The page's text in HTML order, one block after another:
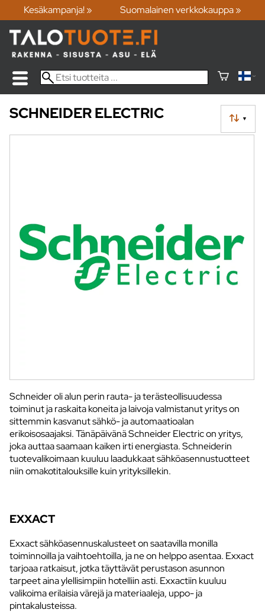
Kesäkampanja! » Suomalainen verkkokauppa »
▼
SCHNEIDER ELECTRIC
Schneider oli alun perin rauta- ja terästeollisuudessa
toiminut ja raskaita koneita ja laivoja valmistanut yritys on
sittemmin kasvanut sähkö- ja automaatioalan
erikoisosaajaksi. Tänäpäivänä Schneider Electric on yritys,
joka auttaa saamaan kaiken irti energiasta. Schneiderin
tuotevalikoimaan kuuluu laadukkaat sähköasennustuotteet
niin omakotitalouksille kuin yrityksillekin.
EXXACT
Exxact sähköasennuskalusteet on saatavilla monilla
toiminnoilla ja vaihtoehtoilla, ja ne on helppo asentaa. Exxact
tarjoaa ratkaisut, jotka täyttävät perustason asunnon
tarpeet aina ylellisimpiin hotelliin asti. Exxactiin kuuluu
valikoima erilaisia värejä ja materiaaleja, uppo- ja
pintakalusteissa.